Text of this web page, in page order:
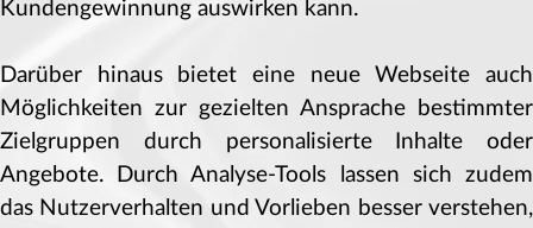
Kundengewinnung auswirken kann.
Darüber hinaus bietet eine neue Webseite auch
Möglichkeiten zur gezielten Ansprache bestimmter
Zielgruppen durch personalisierte Inhalte oder
Angebote. Durch Analyse-Tools lassen sich zudem
das Nutzerverhalten und Vorlieben besser verstehen,